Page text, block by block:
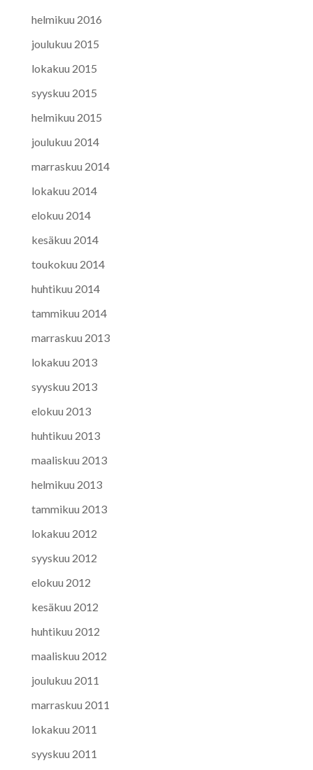
helmikuu 2016
joulukuu 2015
lokakuu 2015
syyskuu 2015
helmikuu 2015
joulukuu 2014
marraskuu 2014
lokakuu 2014
elokuu 2014
kesäkuu 2014
toukokuu 2014
huhtikuu 2014
tammikuu 2014
marraskuu 2013
lokakuu 2013
syyskuu 2013
elokuu 2013
huhtikuu 2013
maaliskuu 2013
helmikuu 2013
tammikuu 2013
lokakuu 2012
syyskuu 2012
elokuu 2012
kesäkuu 2012
huhtikuu 2012
maaliskuu 2012
joulukuu 2011
marraskuu 2011
lokakuu 2011
syyskuu 2011